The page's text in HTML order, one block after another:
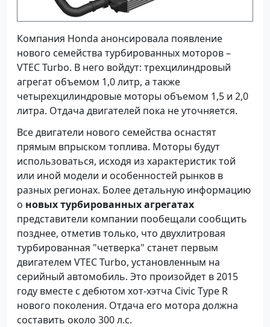
Компания Honda анонсировала появление
нового семейства турбированных моторов –
VTEC Turbo. В него войдут: трехцилиндровый
агрегат объемом 1,0 литр, а также
четырехцилиндровые моторы объемом 1,5 и 2,0
литра. Отдача двигателей пока не уточняется.
Все двигатели нового семейства оснастят
прямым впрыском топлива. Моторы будут
использоваться, исходя из характеристик той
или иной модели и особенностей рынков в
разных регионах. Более детальную информацию
о новых турбированных агрегатах
представители компании пообещали сообщить
позднее, отметив только, что двухлитровая
турбированная "четверка" станет первым
двигателем VTEC Turbo, установленным на
серийный автомобиль. Это произойдет в 2015
году вместе с дебютом хот-хэтча Civic Type R
нового поколения. Отдача его мотора должна
составить около 300 л.с.